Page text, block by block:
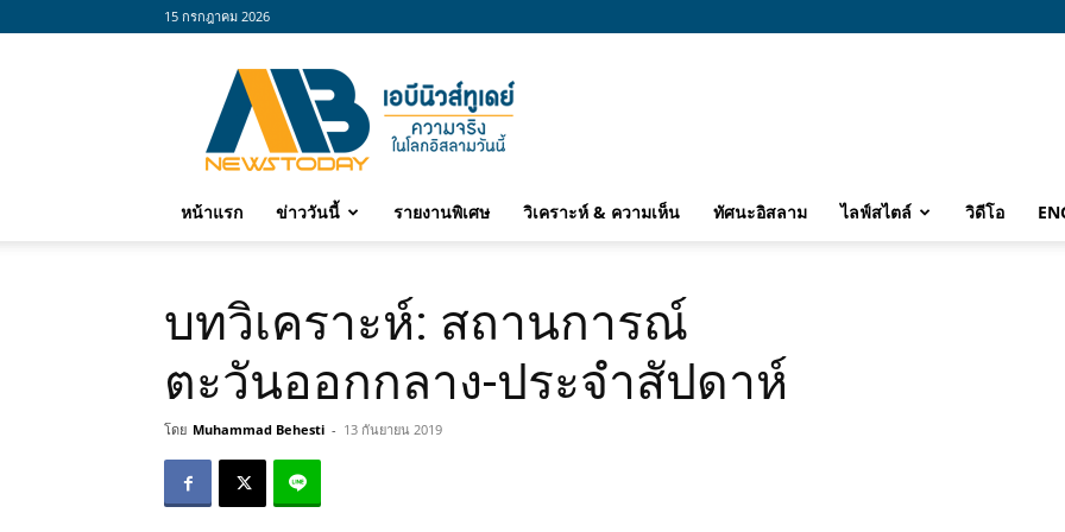
15 กรกฎาคม 2026
abnewstoday
หน้าแรก ข่าววันนี้ รายงานพิเศษ วิเคราะห์ & ความเห็น ทัศนะอิสลาม ไลฟ์สไตล์ วิดีโอ
บทวิเคราะห์: สถานการณ์
ตะวันออกกลาง-ประจำสัปดาห์
โดย Muhammad Behesti - 13 กันยายน 2019